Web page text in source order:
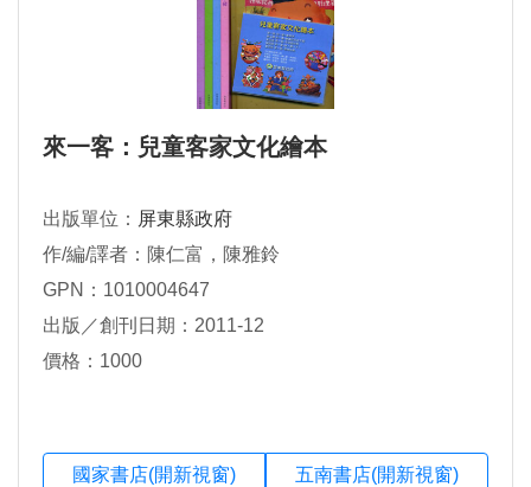
來一客：兒童客家文化繪本
出版單位： 屏東縣政府
作/編/譯者：陳仁富，陳雅鈴
GPN：1010004647
出版／創刊日期：2011-12
價格：1000
國家書店(開新視窗) 五南書店(開新視窗)